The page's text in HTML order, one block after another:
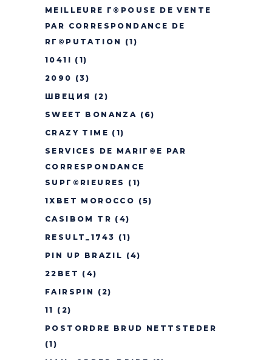
MEILLEURE Г©POUSE DE VENTE
PAR CORRESPONDANCE DE
RГ©PUTATION
(1)
1041I (1)
2090 (3)
ШВЕЦИЯ (2)
SWEET BONANZA (6)
CRAZY TIME (1)
SERVICES DE MARIГ©E PAR
CORRESPONDANCE
SUPГ©RIEURES
(1)
1XBET MOROCCO (5)
CASIBOM TR (4)
RESULT_1743 (1)
PIN UP BRAZIL (4)
22BET (4)
FAIRSPIN
(2)
11 (2)
POSTORDRE BRUD NETTSTEDER
(1)